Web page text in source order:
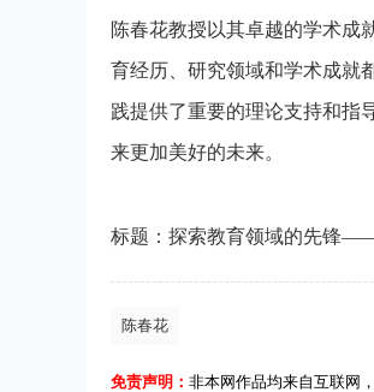
陈春花教授以其卓越的学术成
育经历、研究领域和学术成就
践提供了重要的理论支持和指
来更加美好的未来。
标题：探索教育领域的先锋
陈春花
免责声明： 非本网作品均来自互联网